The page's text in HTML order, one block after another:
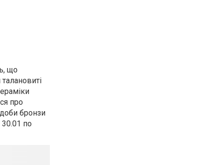
що
про
бронзи
30.01 по